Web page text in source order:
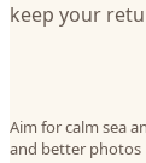
keep your
Aim for calm sea
and better photos